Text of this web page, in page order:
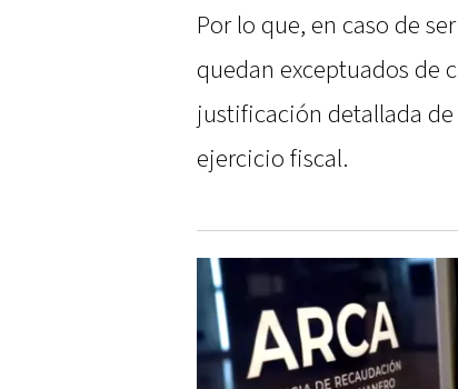
Por lo que, en caso de
quedan exceptuados de
justificación detallada
ejercicio fiscal.